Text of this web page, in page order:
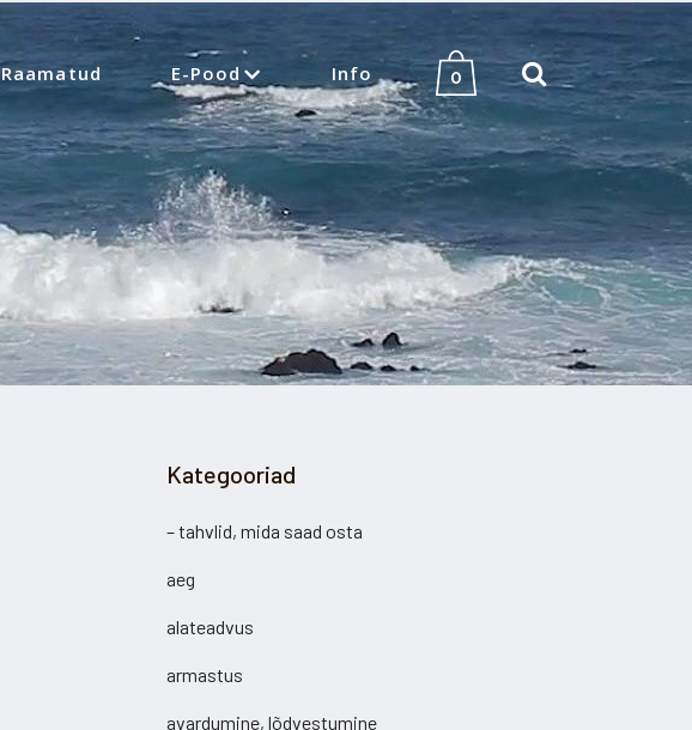
0
Raamatud E-Pood Info
Kategooriad
– tahvlid, mida saad osta
aeg
alateadvus
armastus
avardumine, lõdvestumine